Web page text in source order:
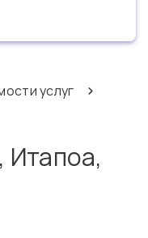
услуг
Итапоа,